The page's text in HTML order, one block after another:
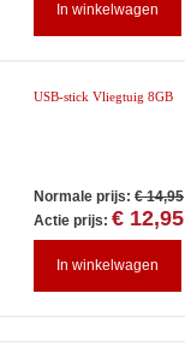
In winkelwagen
USB-stick Vliegtuig 8GB
Normale prijs: € 14,95
Actie prijs: € 12,95
In winkelwagen